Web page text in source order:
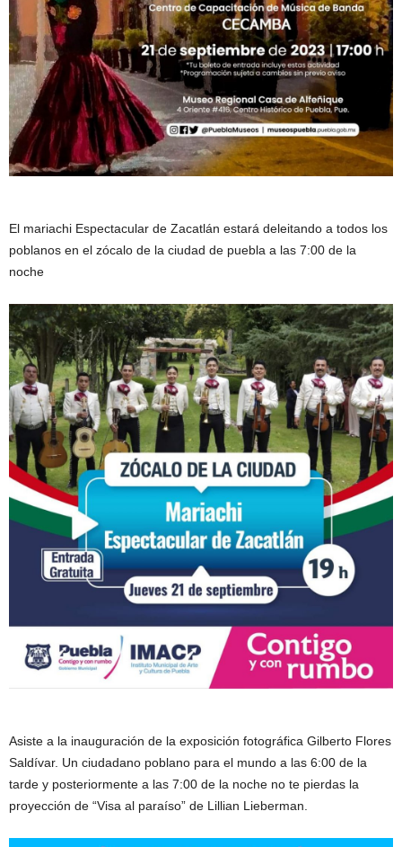
El mariachi Espectacular de Zacatlán estará deleitando a todos los
poblanos en el zócalo de la ciudad de puebla a las 7:00 de la
noche
Asiste a la inauguración de la exposición fotográfica Gilberto Flores
Saldívar. Un ciudadano poblano para el mundo a las 6:00 de la
tarde y posteriormente a las 7:00 de la noche no te pierdas la
proyección de “Visa al paraíso” de Lillian Lieberman.